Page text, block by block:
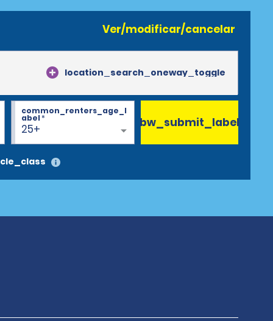
Ver/modificar/cancelar
location_search_oneway_toggle
25+
common_renters_age_l
abel* bw_submit_label